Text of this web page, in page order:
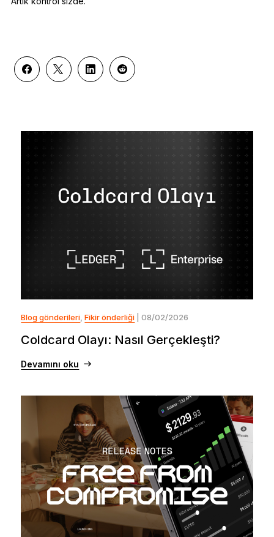
Blog gönderileri ,Fikir önderliği | 08/02/2026
Coldcard Olayı: Nasıl Gerçekleşti?
Devamını oku